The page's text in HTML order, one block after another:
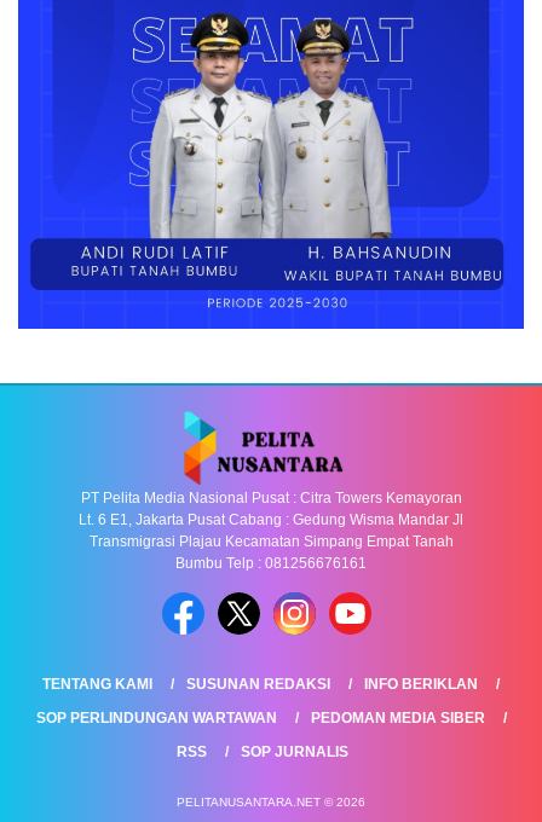
PT Pelita Media Nasional Pusat : Citra Towers Kemayoran
Lt. 6 E1, Jakarta Pusat Cabang : Gedung Wisma Mandar Jl
Transmigrasi Plajau Kecamatan Simpang Empat Tanah
Bumbu Telp : 081256676161
TENTANG KAMI SUSUNAN REDAKSI
INFO BERIKLAN
SOP PERLINDUNGAN WARTAWAN
PEDOMAN MEDIA SIBER
RSS
SOP JURNALIS
PELITANUSANTARA.NET © 2026